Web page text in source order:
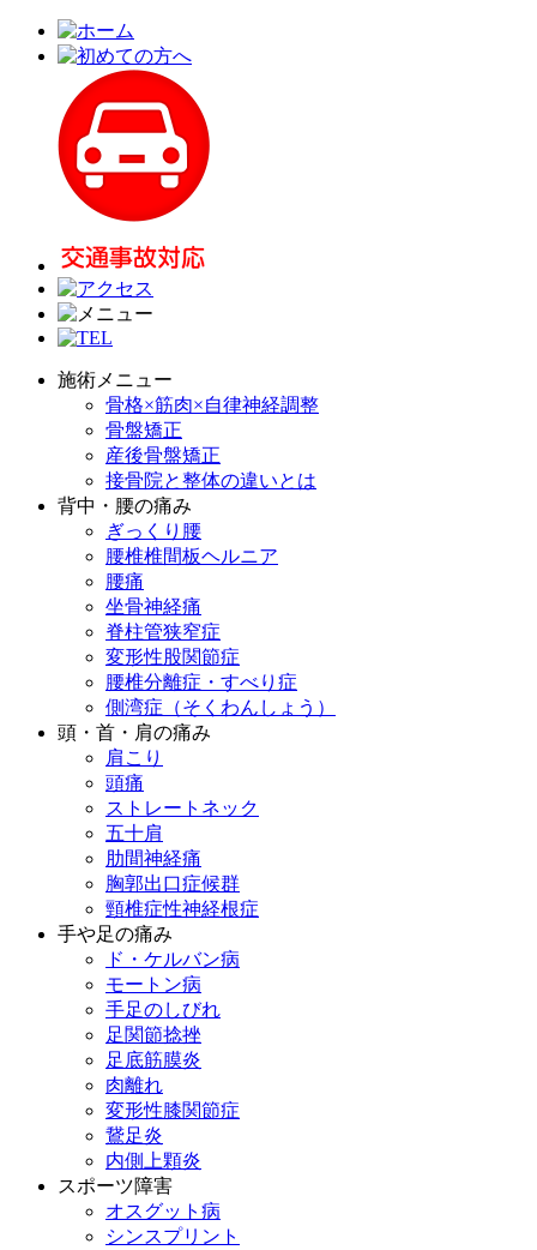
施術メニュー
骨格×筋肉×自律神経調整
骨盤矯正
産後骨盤矯正
接骨院と整体の違いとは
背中・腰の痛み
ぎっくり腰
腰椎椎間板ヘルニア
腰痛
坐骨神経痛
脊柱管狭窄症
変形性股関節症
腰椎分離症・すべり症
側湾症（そくわんしょう）
頭・首・肩の痛み
肩こり
頭痛
ストレートネック
五十肩
肋間神経痛
胸郭出口症候群
頸椎症性神経根症
手や足の痛み
ド・ケルバン病
モートン病
手足のしびれ
足関節捻挫
足底筋膜炎
肉離れ
変形性膝関節症
鵞足炎
内側上顆炎
スポーツ障害
オスグット病
シンスプリント